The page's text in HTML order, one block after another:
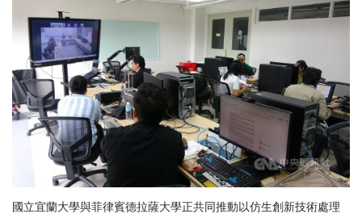
國立宜蘭大學與菲律賓德拉薩大學正共同推動以仿生創新技術處理